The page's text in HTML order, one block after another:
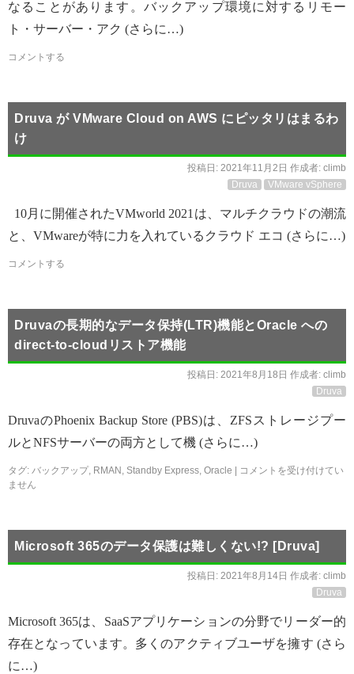
なることがあります。バックアップ環境に対するリモー
ト・サーバー・アク (さらに…)
コメントする
Druva が VMware Cloud on AWS にピッタリはまるわ
け
投稿日: 2021年11月2日 作成者: climb
Druva
VMware vSphere
10月に開催されたVMworld 2021は、マルチクラウドの潮流
と、VMwareが特に力を入れているクラウド エコ (さらに…)
コメントする
Druvaの長期的なデータ保持(LTR)機能とOracle への
direct-to-cloudリストア機能
投稿日: 2021年8月18日 作成者: climb
Druva
DruvaのPhoenix Backup Store (PBS)は、ZFSストレージプー
ルとNFSサーバーの両方として機 (さらに…)
タグ: バックアップ, RMAN , Standby Express, Oracle
コメントを受け付けてい
ません
Microsoft 365のデータ保護は難しくない!? [Druva]
投稿日: 2021年8月14日 作成者: climb
Druva
Microsoft 365は、SaaSアプリケーションの分野でリーダー的
存在となっています。多くのアクティブユーザを擁す (さら
に…)